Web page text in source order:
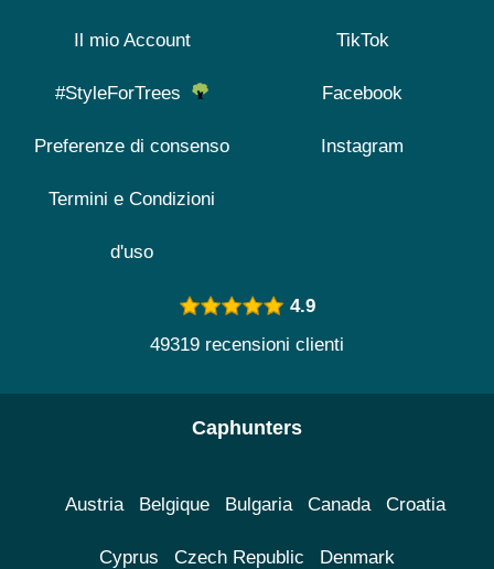
Il mio Account
#StyleForTrees
Preferenze di consenso
Termini e Condizioni
d'uso
TikTok
Facebook
Instagram
4.9
49319 recensioni clienti
Caphunters
Austria Belgique Bulgaria Canada Croatia
Cyprus Czech Republic Denmark